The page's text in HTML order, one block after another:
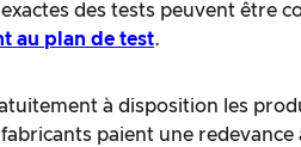
des tests peuvent être
au plan de test.
à disposition les
paient une